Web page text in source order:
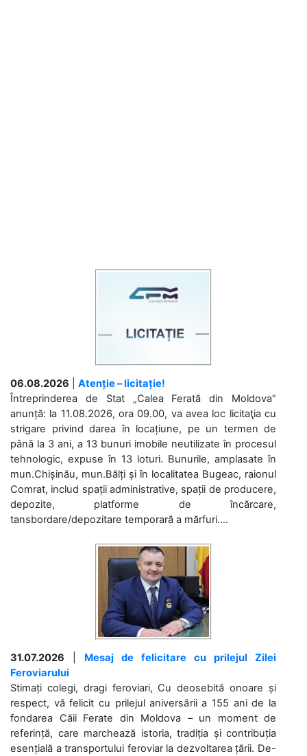
06.08.2026
Atenție – licitație!
Întreprinderea de Stat „Calea Ferată din Moldova”
anunță: la 11.08.2026, ora 09.00, va avea loc licitaţia cu
strigare privind darea în locațiune, pe un termen de
până la 3 ani, a 13 bunuri imobile neutilizate în procesul
tehnologic, expuse în 13 loturi. Bunurile, amplasate în
mun.Chișinău, mun.Bălți și în localitatea Bugeac, raionul
Comrat, includ spații administrative, spații de producere,
depozite, platforme de încărcare,
tansbordare/depozitare temporară a mărfuri....
31.07.2026
Mesaj de felicitare cu prilejul Zilei
Feroviarului
Stimați colegi, dragi feroviari, Cu deosebită onoare și
respect, vă felicit cu prilejul aniversării a 155 ani de la
fondarea Căii Ferate din Moldova – un moment de
referință, care marchează istoria, tradiția și contribuția
esențială a transportului feroviar la dezvoltarea țării. De-